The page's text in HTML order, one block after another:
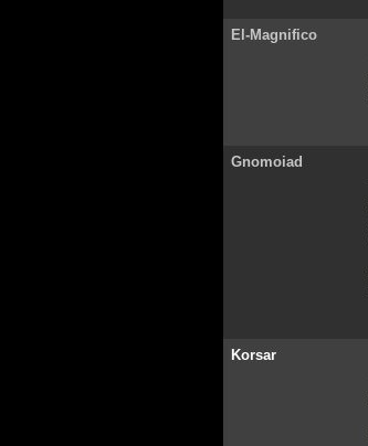
El-Magnifico
Gnomoiad
Korsar